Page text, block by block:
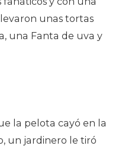
unas tortas
una Fanta de uva y
la pelota cayó en la
un jardinero le tiró